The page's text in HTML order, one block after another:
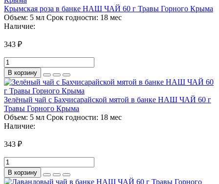
Крымская роза в банке НАШ ЧАЙ 60 г Травы Горного Крыма
Объем: 5 мл Срок годности: 18 мес
Наличие:
343 ₽
В корзину
Зелёный чай с Бахчисарайской мятой в банке НАШ ЧАЙ 60 г
Травы Горного Крыма
Объем: 5 мл Срок годности: 18 мес
Наличие:
343 ₽
В корзину